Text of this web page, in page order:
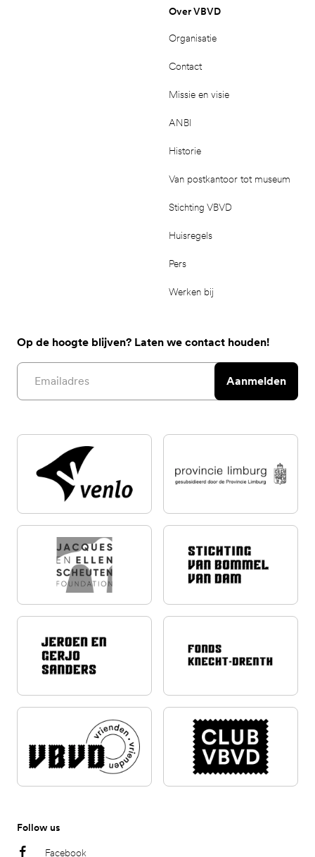
Over VBVD
Organisatie
Contact
Missie en visie
ANBI
Historie
Van postkantoor tot museum
Stichting VBVD
Huisregels
Pers
Werken bij
Op de hoogte blijven? Laten we contact houden!
Email address
Aanmelden
Follow us
Facebook